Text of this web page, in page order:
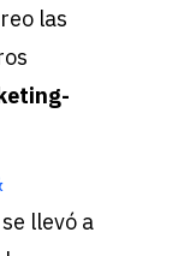
las
llevó a